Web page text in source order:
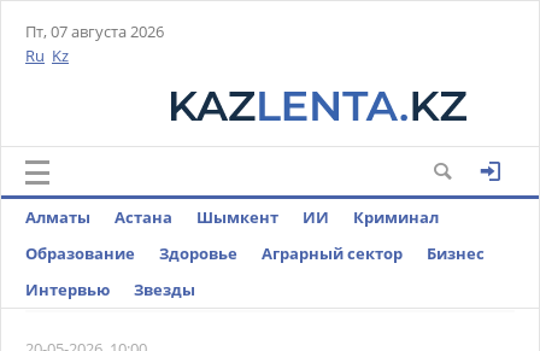
Пт, 07 августа 2026
Ru Kz
Алматы Астана Шымкент ИИ
Криминал
Образование
Здоровье Аграрный сектор
Бизнес
Интервью
Звезды